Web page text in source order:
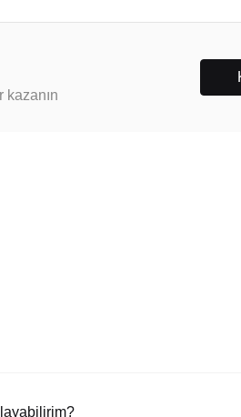
kazanın